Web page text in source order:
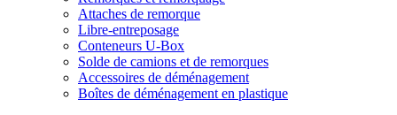
Attaches de remorque
Libre-entreposage
Conteneurs U-Box
Solde de camions et de remorques
Accessoires de déménagement
Boîtes de déménagement en plastique